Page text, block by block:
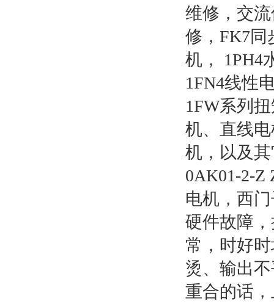
维修，交
修，FK7同
机， 1PH4
1FN4线性
1FW系列
机、直线
机，以及
0AK01-2-Z
电机，西
硬件故障
常，时好
烫、输出
重合的话